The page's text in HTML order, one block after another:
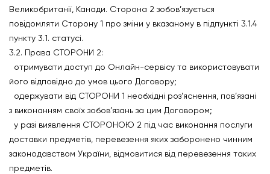
Великобританії, Канади. Сторона 2 зобов’язується
повідомляти Сторону 1 про зміни у вказаному в підпункті 3.1.4
пункту 3.1. статусі.
3.2. Права СТОРОНИ 2:
отримувати доступ до Онлайн-сервісу та використовувати
його відповідно до умов цього Договору;
одержувати від СТОРОНИ 1 необхідні роз’яснення, пов’язані
з виконанням своїх зобов’язань за цим Договором;
у разі виявлення СТОРОНОЮ 2 під час виконання послуги
доставки предметів, перевезення яких заборонено чинним
законодавством України, відмовитися від перевезення таких
предметів.